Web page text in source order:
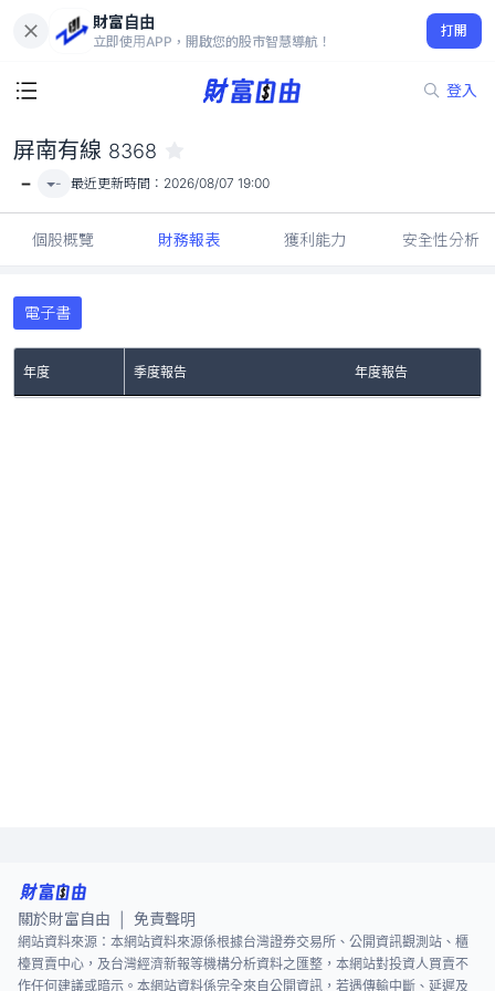
財富自由
立即使用APP，開啟您的股市智慧導航！
打開
登入
-
屏南有線 8368
- - 最近更新時間： 2026/08/07 19:00
個股概覽 財務報表 獲利能力 安全性分析
電子書
年度 季度報告 年度報告
關於財富自由 免責聲明
網站資料來源：本網站資料來源係根據台灣證券交易所、公開資訊觀測站、櫃
檯買賣中心，及台灣經濟新報等機構分析資料之匯整，本網站對投資人買賣不
作任何建議或暗示。本網站資料係完全來自公開資訊，若遇傳輸中斷、延遲及